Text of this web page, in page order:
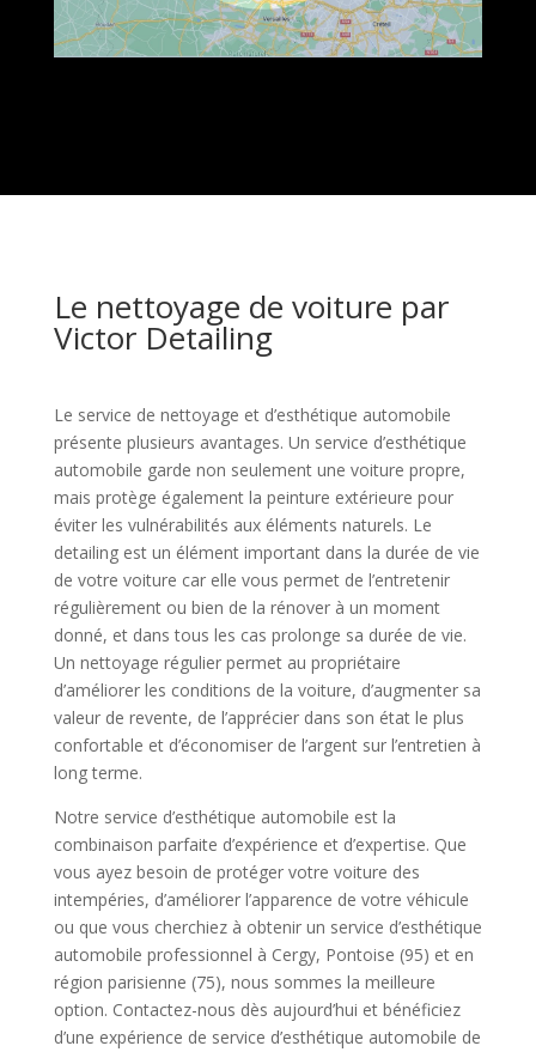
Le nettoyage de voiture par
Victor Detailing
Le service de nettoyage et d’esthétique automobile
présente plusieurs avantages. Un service d’esthétique
automobile garde non seulement une voiture propre,
mais protège également la peinture extérieure pour
éviter les vulnérabilités aux éléments naturels. Le
detailing est un élément important dans la durée de vie
de votre voiture car elle vous permet de l’entretenir
régulièrement ou bien de la rénover à un moment
donné, et dans tous les cas prolonge sa durée de vie.
Un nettoyage régulier permet au propriétaire
d’améliorer les conditions de la voiture, d’augmenter sa
valeur de revente, de l’apprécier dans son état le plus
confortable et d’économiser de l’argent sur l’entretien à
long terme.
Notre service d’esthétique automobile est la
combinaison parfaite d’expérience et d’expertise. Que
vous ayez besoin de protéger votre voiture des
intempéries, d’améliorer l’apparence de votre véhicule
ou que vous cherchiez à obtenir un service d’esthétique
automobile professionnel à Cergy, Pontoise (95) et en
région parisienne (75), nous sommes la meilleure
option. Contactez-nous dès aujourd’hui et bénéficiez
d’une expérience de service d’esthétique automobile de